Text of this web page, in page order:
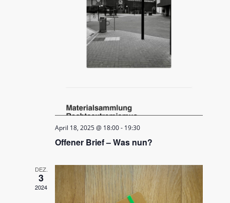
April 18, 2025 @ 18:00- 19:30
Offener Brief – Was nun?
DEZ.
3
2024